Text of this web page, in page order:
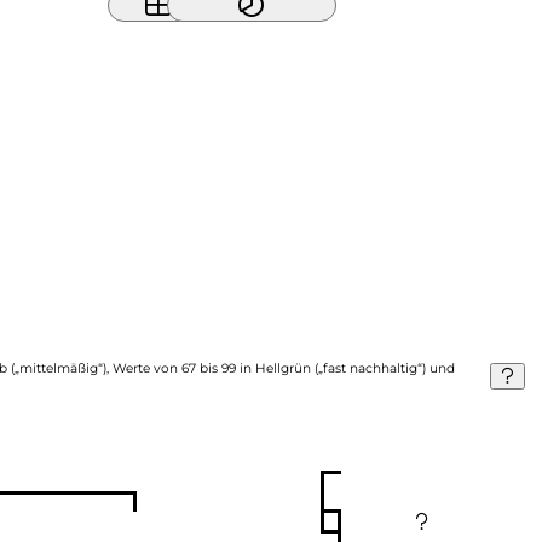
Werte von 67 bis 99 in Hellgrün („fast nachhaltig“) und